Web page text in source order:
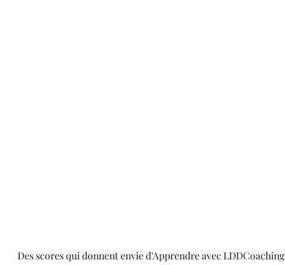
Des scores qui donnent envie d'Apprendre avec LDDCoaching